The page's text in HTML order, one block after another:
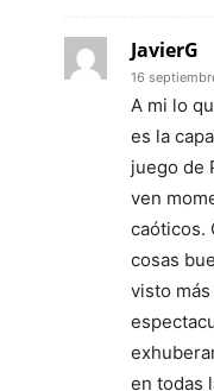
JavierG
16
A mi lo
es la
juego de
ven
caóticos.
cosas
visto
en todas